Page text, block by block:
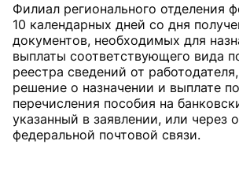
Филиал регионального отделения
10 календарных дней со дня
документов, необходимых для
выплаты соответствующего вида
реестра сведений от
решение о назначении и выплате
перечисления пособия на
указанный в заявлении, или через
федеральной почтовой связи.